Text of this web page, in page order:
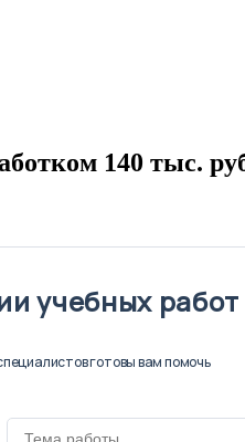
140 тыс.
учебных работ
готовы вам помочь